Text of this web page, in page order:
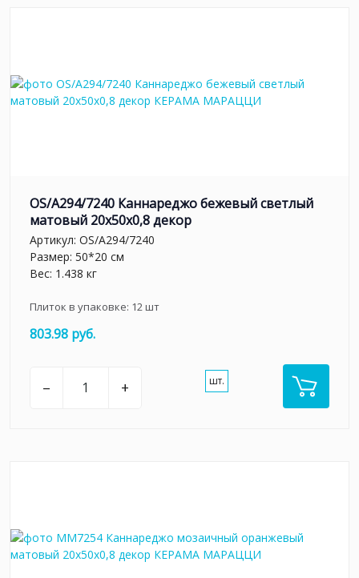
OS/A294/7240 Каннареджо бежевый светлый
матовый 20x50x0,8 декор
Артикул: OS/A294/7240
Размер: 50*20 см
Вес: 1.438 кг
Плиток в упаковке: 12шт
803.98 руб.
– + шт.